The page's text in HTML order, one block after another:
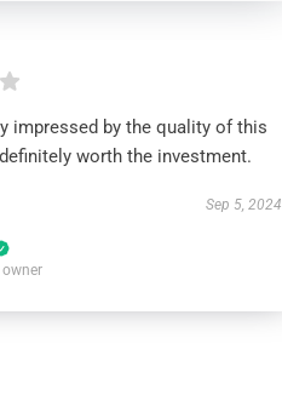
impressed by the quality of this
worth the investment.
Sep 5, 2024